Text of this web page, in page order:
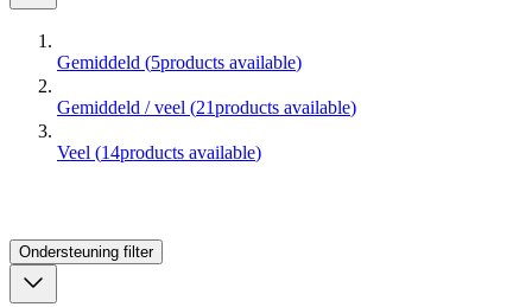
Gemiddeld (5products available)
Gemiddeld / veel (21products available)
Veel (14products available)
Ondersteuning filter